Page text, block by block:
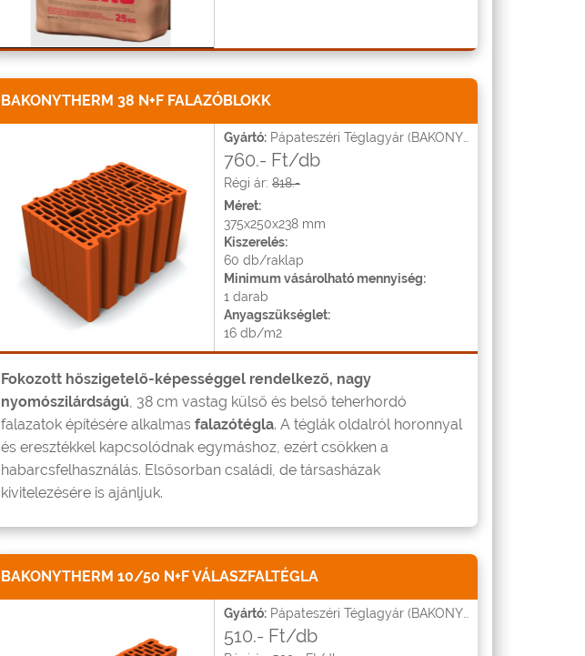
BAKONYTHERM 38 N+F FALAZÓBLOKK
Gyártó: Pápateszéri Téglagyár (BAKONYTHERM)
760.- Ft/db
Régi ár: 818.-
Méret:
375x250x238 mm
Kiszerelés:
60 db/raklap
Minimum vásárolható mennyiség:
1 darab
Anyagszükséglet:
16 db/m2
Fokozott hőszigetelő-képességgel rendelkező, nagy
nyomószilárdságú, 38 cm vastag külső és belső teherhordó
falazatok építésére alkalmas falazótégla. A téglák oldalról horonnyal
és eresztékkel kapcsolódnak egymáshoz, ezért csökken a
habarcsfelhasználás. Elsősorban családi, de társasházak
kivitelezésére is ajánljuk.
BAKONYTHERM 10/50 N+F VÁLASZFALTÉGLA
Gyártó: Pápateszéri Téglagyár (BAKONYTHERM)
510.- Ft/db